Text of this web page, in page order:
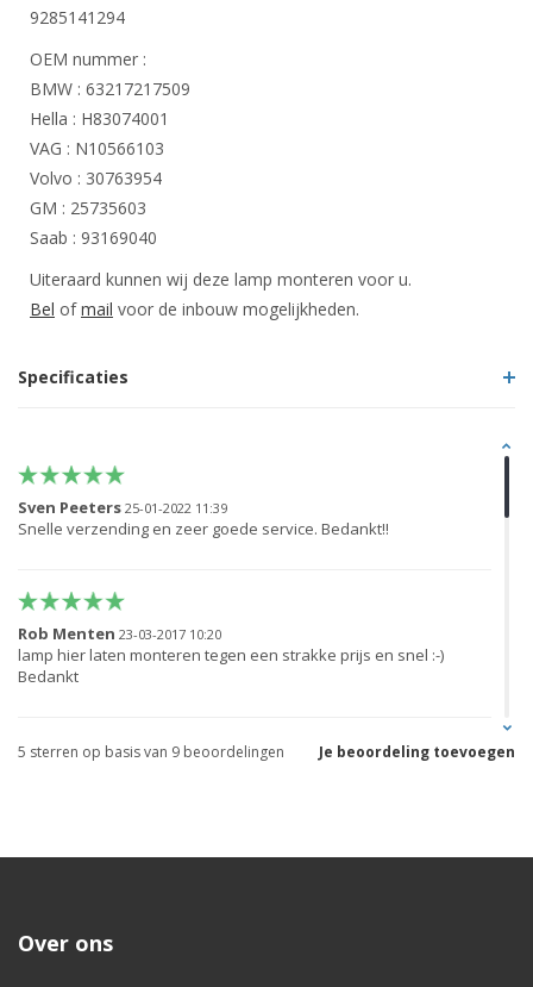
9285141294
OEM nummer :
BMW : 63217217509
Hella : H83074001
VAG : N10566103
Volvo : 30763954
GM : 25735603
Saab : 93169040
Uiteraard kunnen wij deze lamp monteren voor u.
Bel ofmail voor de inbouw mogelijkheden.
Specificaties
Sven Peeters 25-01-2022 11:39
Snelle verzending en zeer goede service. Bedankt!!
Rob Menten 23-03-2017 10:20
lamp hier laten monteren tegen een strakke prijs en snel :-)
Bedankt
Super service en prijs, niet twijfelen als je xenon wilt inbouwen.
Je beoordeling toevoegen
5 sterren op basis van 9 beoordelingen
Over ons